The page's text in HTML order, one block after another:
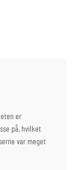
er
på, hvilket
var meget